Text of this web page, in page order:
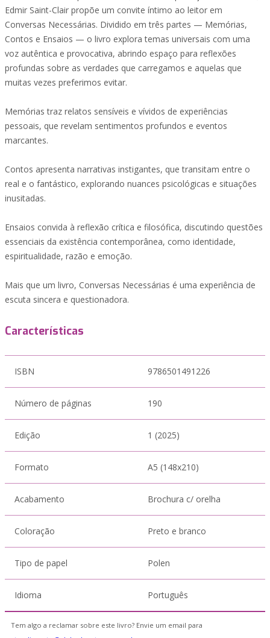
Edmir Saint-Clair propõe um convite íntimo ao leitor em
Conversas Necessárias. Dividido em três partes — Memórias,
Contos e Ensaios — o livro explora temas universais com uma
voz autêntica e provocativa, abrindo espaço para reflexões
profundas sobre as verdades que carregamos e aquelas que
muitas vezes preferimos evitar.
Memórias traz relatos sensíveis e vívidos de experiências
pessoais, que revelam sentimentos profundos e eventos
marcantes.
Contos apresenta narrativas instigantes, que transitam entre o
real e o fantástico, explorando nuances psicológicas e situações
inusitadas.
Ensaios convida à reflexão crítica e filosófica, discutindo questões
essenciais da existência contemporânea, como identidade,
espiritualidade, razão e emoção.
Mais que um livro, Conversas Necessárias é uma experiência de
escuta sincera e questionadora.
Características
ISBN 9786501491226
Número de páginas 190
Edição 1 (2025)
Formato A5 (148x210)
Acabamento Brochura c/ orelha
Coloração Preto e branco
Tipo de papel Polen
Idioma Português
Tem algo a reclamar sobre este livro? Envie um email para